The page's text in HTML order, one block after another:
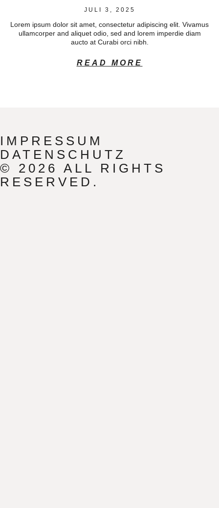
JULI 3, 2025
Lorem ipsum dolor sit amet, consectetur adipiscing elit. Vivamus
ullamcorper and aliquet odio, sed and lorem imperdie diam
aucto at Curabi orci nibh.
READ MORE
IMPRESSUM
DATENSCHUTZ
© 2026 ALL RIGHTS
RESERVED.